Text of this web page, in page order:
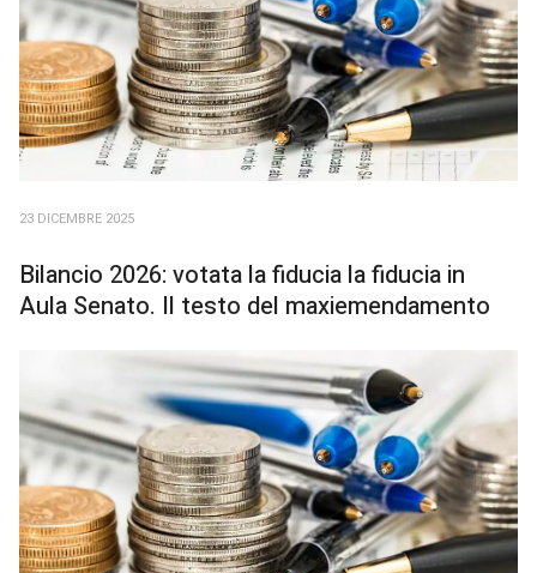
23 DICEMBRE 2025
Bilancio 2026: votata la fiducia la fiducia in
Aula Senato. Il testo del maxiemendamento